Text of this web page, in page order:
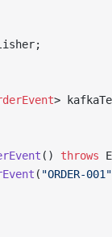
>
() throws
( "ORDER-001"